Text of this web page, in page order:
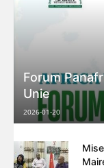
Forum
Unie
2026-01-20